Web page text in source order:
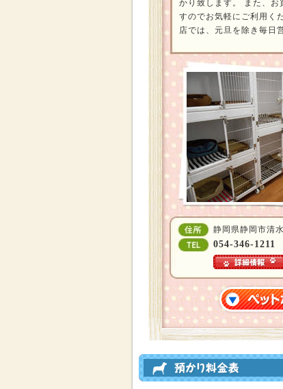
かり致します。 また、お
すのでお気軽にご利用く
店では、元旦を除き毎日
静岡県静岡市清
054-346-1211